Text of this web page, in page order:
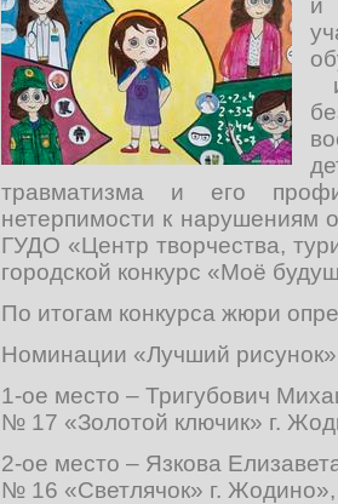
и
травматизма и его
нетерпимости к нарушениям
ГУДО «Центр творчества,
городской конкурс «Моё
По итогам конкурса жюри
Номинации «Лучший рисунок»
1-ое место – Тригубович
№ 17 «Золотой ключик» г.
2-ое место – Язкова
№ 16 «Светлячок» г.